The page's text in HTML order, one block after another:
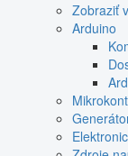
Zobraziť
Arduino